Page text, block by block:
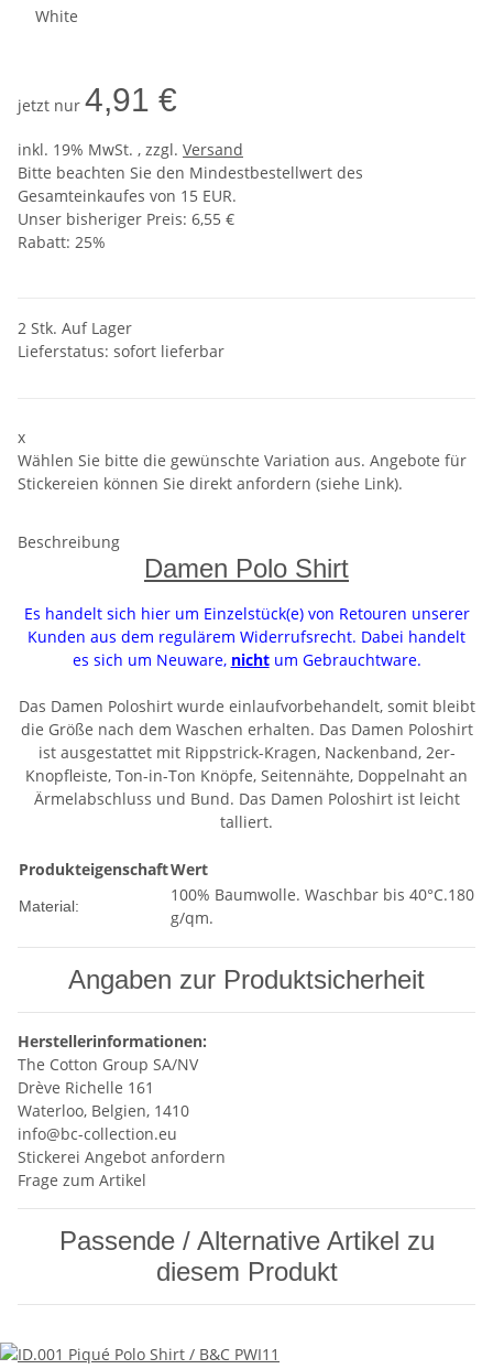
White
jetzt nur 4,91 €
inkl. 19% MwSt. , zzgl. Versand
Bitte beachten Sie den Mindestbestellwert des
Gesamteinkaufes von 15 EUR.
Unser bisheriger Preis: 6,55 €
Rabatt: 25%
2 Stk. Auf Lager
Lieferstatus: sofort lieferbar
x
Wählen Sie bitte die gewünschte Variation aus. Angebote für
Stickereien können Sie direkt anfordern (siehe Link).
Beschreibung
Damen Polo Shirt
Es handelt sich hier um Einzelstück(e) von Retouren unserer
Kunden aus dem regulärem Widerrufsrecht. Dabei handelt
es sich um Neuware, nichtum Gebrauchtware.
Das Damen Poloshirt wurde einlaufvorbehandelt, somit bleibt
die Größe nach dem Waschen erhalten. Das Damen Poloshirt
ist ausgestattet mit Rippstrick-Kragen, Nackenband, 2er-
Knopfleiste, Ton-in-Ton Knöpfe, Seitennähte, Doppelnaht an
Ärmelabschluss und Bund. Das Damen Poloshirt ist leicht
talliert.
ProdukteigenschaftWert
Material:
100% Baumwolle. Waschbar bis 40°C.180
g/qm.
Angaben zur Produktsicherheit
Herstellerinformationen:
The Cotton Group SA/NV
Drève Richelle 161
Waterloo, Belgien, 1410
info@bc-collection.eu
Stickerei Angebot anfordern
Frage zum Artikel
Passende / Alternative Artikel zu
diesem Produkt